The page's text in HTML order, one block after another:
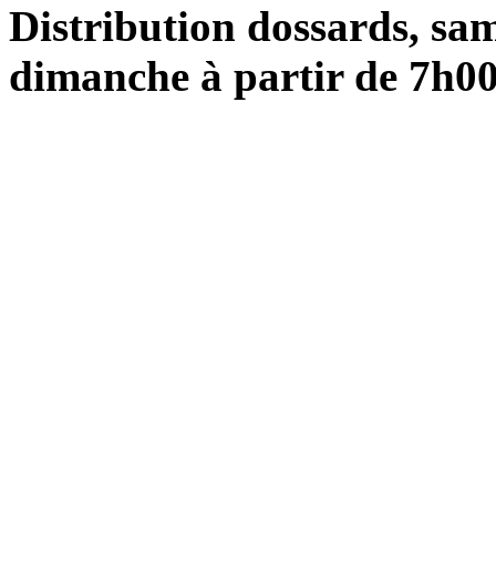
Distribution dossards,
dimanche à partir de